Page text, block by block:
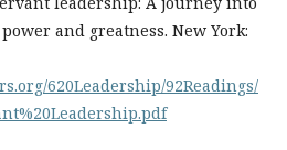
and greatness. New York:
620Leadership/92Readings/